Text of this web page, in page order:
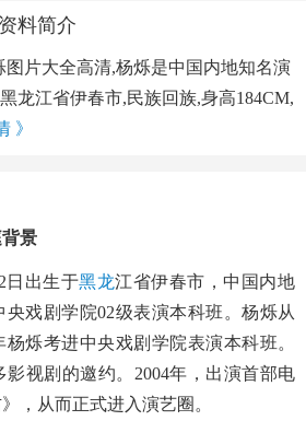
料简介
片大全高清,杨烁是中国内地知名演
龙江省伊春市,民族回族,身高184CM,
》
景
日出生于黑龙江省伊春市，中国内地
戏剧学院02级表演本科班。杨烁从
烁考进中央戏剧学院表演本科班。
视剧的邀约。2004年，出演首部电
，从而正式进入演艺圈。